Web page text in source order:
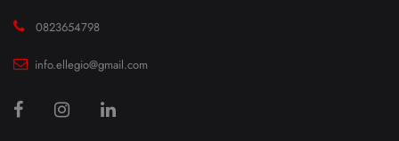
0823654798
info.ellegio@gmail.com